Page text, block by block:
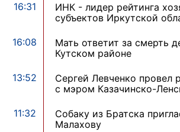
16:31
ИНК - лидер рейтинга
субъектов Иркутской
16:08
Мать ответит за смерть
Кутском районе
13:52
Сергей Левченко провел
с мэром Казачинско-
11:32
Собаку из Братска
Малахову